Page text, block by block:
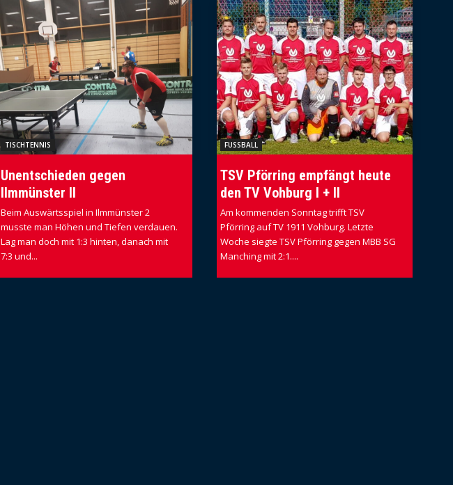
TISCHTENNIS
Unentschieden gegen
Ilmmünster II
Beim Auswärtsspiel in Ilmmünster 2
musste man Höhen und Tiefen verdauen.
Lag man doch mit 1:3 hinten, danach mit
7:3 und...
FUSSBALL
TSV Pförring empfängt heute
den TV Vohburg I + II
Am kommenden Sonntag trifft TSV
Pförring auf TV 1911 Vohburg. Letzte
Woche siegte TSV Pförring gegen MBB SG
Manching mit 2:1....